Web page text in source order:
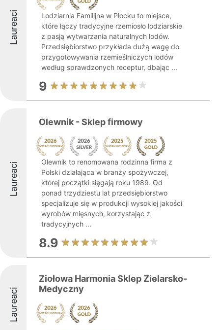
Laureaci
Lodziarnia Familijna w Płocku to miejsce,
które łączy tradycyjne rzemiosło lodziarskie
z pasją wytwarzania naturalnych lodów.
Przedsiębiorstwo przykłada dużą wagę do
przygotowywania rzemieślniczych lodów
według sprawdzonych receptur, dbając ...
9
Laureaci
Olewnik - Sklep firmowy
Olewnik to renomowana rodzinna firma z
Polski działająca w branży spożywczej,
której początki sięgają roku 1989. Od
ponad trzydziestu lat przedsiębiorstwo
specjalizuje się w produkcji wysokiej jakości
wyrobów mięsnych, korzystając z
tradycyjnych ...
8.9
Laureaci
Ziołowa Harmonia Sklep Zielarsko-
Medyczny